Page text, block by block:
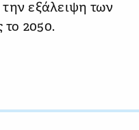
εξάλειψη των
2050.